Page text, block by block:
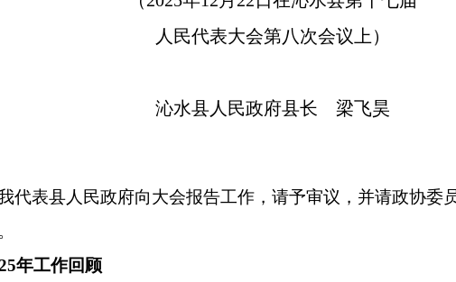
人民代表大会第八次会议上）
沁水县人民政府县长 梁飞昊
代表县人民政府向大会报告工作，请予审议，并请政协委
年工作回顾